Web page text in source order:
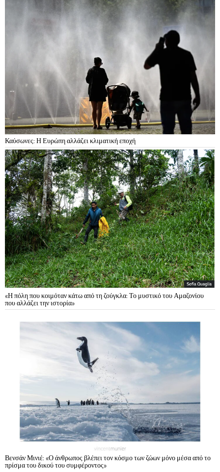
Καύσωνες: Η Ευρώπη αλλάζει κλιματική εποχή
«Η πόλη που κοιμόταν κάτω από τη ζούγκλα: Το μυστικό του Αμαζονίου
που αλλάζει την ιστορία»
Βενσάν Μινιέ: «Ο άνθρωπος βλέπει τον κόσμο των ζώων μόνο μέσα από το
πρίσμα του δικού του συμφέροντος»